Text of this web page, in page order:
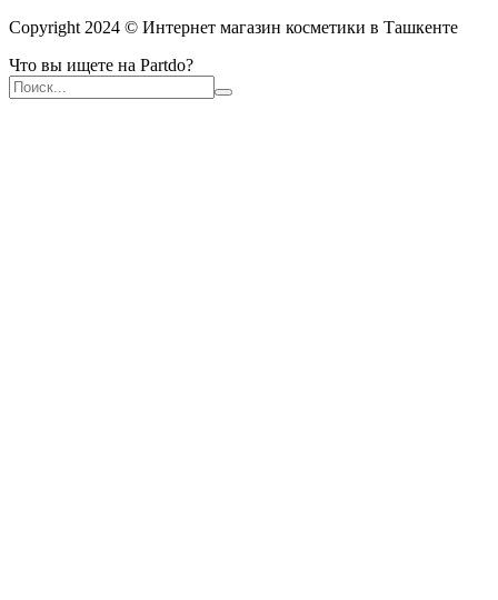
Copyright 2024 © Интернет магазин косметики в Ташкенте
Что вы ищете на Partdo?